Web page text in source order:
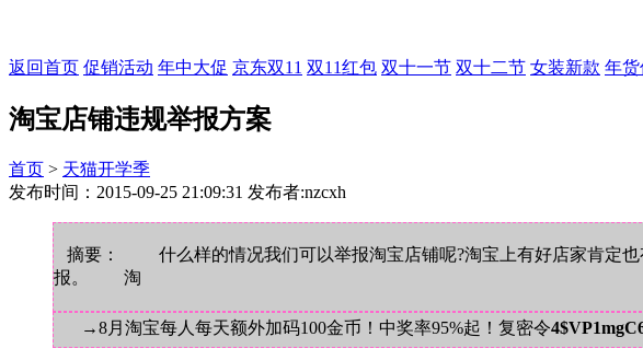
返回首页 促销活动 年中大促 京东双11 双11红包 双十一节 双十二节 女装新款 年货
淘宝店铺违规举报方案
首页 > 天猫开学季
发布时间：2015-09-25 21:09:31 发布者:nzcxh
摘要： 什么样的情况我们可以举报淘宝店铺呢?淘宝上有好店家肯定也
报。 淘
→8月淘宝每人每天额外加码100金币！中奖率95%起！复密令